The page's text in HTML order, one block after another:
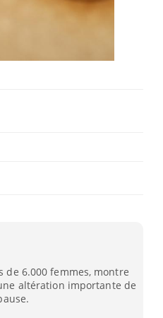
de 6.000 femmes, montre
altération importante de
Fortes chaleurs :
pourquoi le risque de